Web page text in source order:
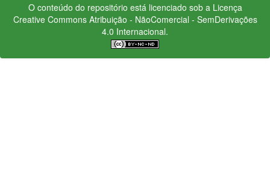
O conteúdo do repositório está licenciado sob a Licença
Creative CommonsAtribuição - NãoComercial - SemDerivações
4.0 Internacional.